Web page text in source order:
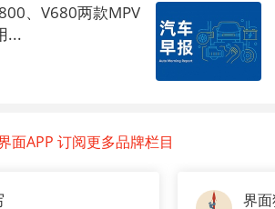
、V680两款MPV
...
面APP 订阅更多品牌栏目
界